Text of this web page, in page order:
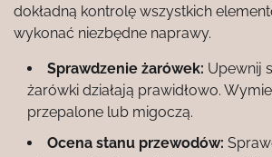
dokładną kontrolę wszystkich
wykonać niezbędne naprawy.
Sprawdzenie żarówek: Upewnij
żarówki działają prawidłowo.
przepalone lub migoczą.
Ocena stanu przewodów: